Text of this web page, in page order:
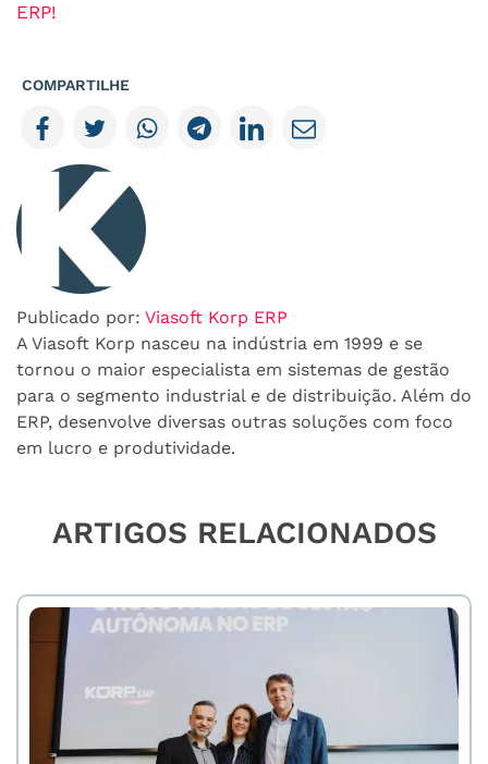
ERP!
COMPARTILHE
Publicado por: Viasoft Korp ERP
A Viasoft Korp nasceu na indústria em 1999 e se
tornou o maior especialista em sistemas de gestão
para o segmento industrial e de distribuição. Além do
ERP, desenvolve diversas outras soluções com foco
em lucro e produtividade.
ARTIGOS RELACIONADOS